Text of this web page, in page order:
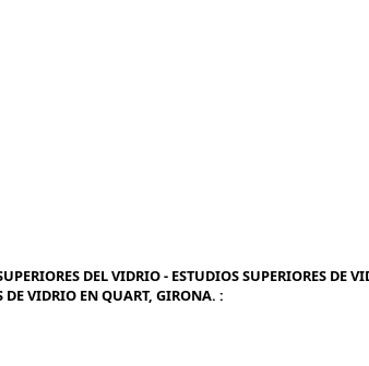
DEL VIDRIO - ESTUDIOS SUPERIORES DE
DE VIDRIO EN QUART, GIRONA. :